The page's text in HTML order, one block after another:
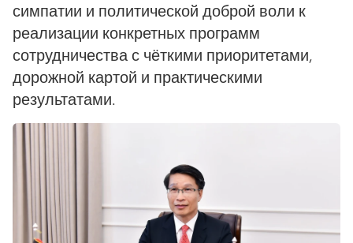
симпатии и политической доброй воли к
реализации конкретных программ
сотрудничества с чёткими приоритетами,
дорожной картой и практическими
результатами.